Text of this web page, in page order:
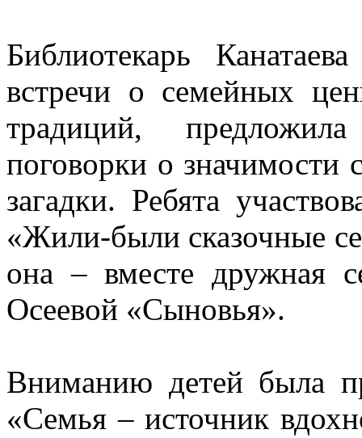
Библиотекарь
встречи о семейных
традиций,
поговорки о значимости
загадки. Ребята
«Жили-были сказочные
она – вместе дружная
Осеевой «Сыновья».
Вниманию детей была
«Семья – источник